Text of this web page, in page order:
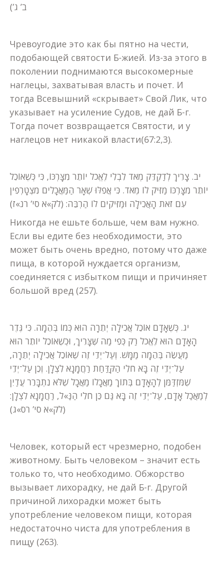
ב’ ג’)
Чревоугодие это как бы пятно на чести,
подобающей святости Б-жией. Из-за этого в
поколении поднимаются высокомерные
наглецы, захватывая власть и почет. И
тогда Всевышний «скрывает» Свой Лик, что
указывает на усиление Судов, не дай Б-г.
Тогда почет возвращается Святости, и у
наглецов нет никакой власти(67:2,3).
יב. צָרִיךְ לְדַקְדֵּק מְאֹד לִבְלִי לֶאֱכֹל יוֹתֵר מִצָּרְכּוֹ, כִּי כְּשֶׁאוֹכֵל
יוֹתֵר מִצָּרְכּוֹ מַזִּיק לוֹ מְאֹד. כִּי אֲפִלּוּ שְׁאָר הַמַּאֲכָלִים מִצְטָרְפִין
עִם זֹאת הָאֲכִילָה וּמַזִּיקִים לוֹ הַרְבֵּה: (לק»א סי’ רנ»ז)
Никогда не ешьте больше, чем вам нужно.
Если вы едите без необходимости, это
может быть очень вредно, потому что даже
пища, в которой нуждается организм,
соединяется с избытком пищи и причиняет
большой вред (257).
יג. כְּשֶׁאָדָם אוֹכֵל אֲכִילָה יְתֵרָה הוּא כְּמוֹ בְּהֵמָה. כִּי גֶּדֶר
הָאָדָם הוּא לֶאֱכֹל רַק כְּפִי מַה שֶּׁצָּרִיךְ, וּכְשֶׁאוֹכֵל יוֹתֵר הוּא
מַעֲשֵׂה בְּהֵמָה מַמָּשׁ. וְעַל־יְדֵי זֶה שֶׁאוֹכֵל אֲכִילָה יְתֵרָה,
עַל־יְדֵי זֶה בָּא חֹלִי הַקַּדַּחַת רַחֲמָנָא לִצְלָן. וְכֵן עַל־יְדֵי
שֶׁמִּזְדַּמֵּן לְהָאָדָם בְּתוֹךְ מַאֲכָלוֹ מַאֲכָל שֶׁלֹּא נִתְבָּרֵר עֲדַיִן
לְמַאֲכַל אָדָם, עַל־יְדֵי זֶה בָּא גַּם כֵּן חֹלִי הַנַּ»ל, רַחֲמָנָא לִצְלָן:
(לק»א סי’ רס»ג)
Человек, который ест чрезмерно, подобен
животному. Быть человеком – значит есть
только то, что необходимо. Обжорство
вызывает лихорадку, не дай Б-г. Другой
причиной лихорадки может быть
употребление человеком пищи, которая
недостаточно чиста для употребления в
пищу (263).